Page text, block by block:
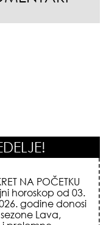
BRIŠE
tajnu
crte lica i
potezu!